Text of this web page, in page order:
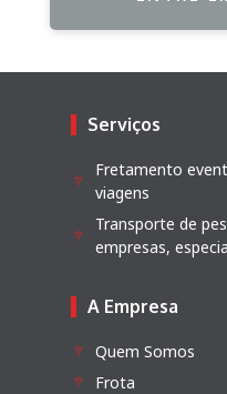
Serviços
Fretamento
viagens
Transporte de
empresas,
A Empresa
Quem Somos
Frota